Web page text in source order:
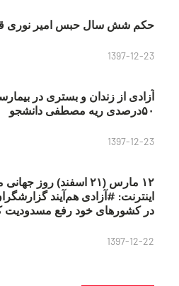
حکم شش سال حبس امیر نوری
1397-12-23
آزادی از زندان و بستری در
۵۰درصدی ریه مصطفی دانشجو
1397-12-23
۱۲ مارس (۲۱ اسفند) روز
در کشورهای خود رفع مسدودیت
1397-12-22